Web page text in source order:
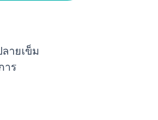
ายเข็ม
าร